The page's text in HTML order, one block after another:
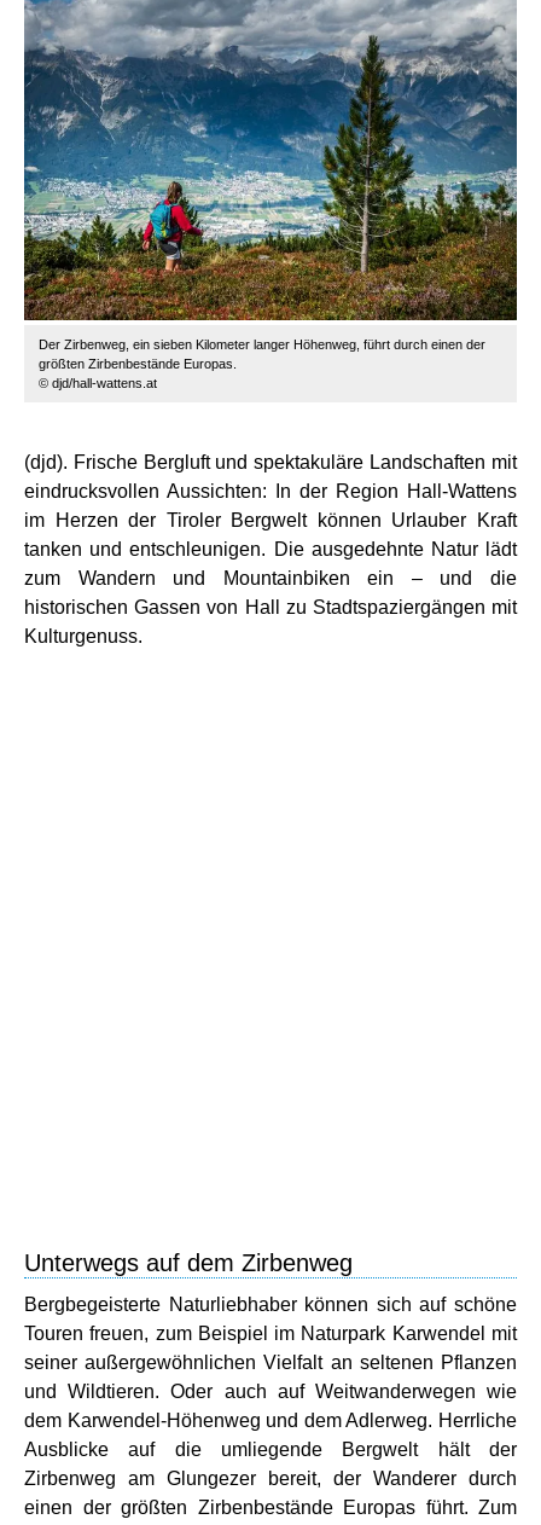
Der Zirbenweg, ein sieben Kilometer langer Höhenweg, führt durch einen der
größten Zirbenbestände Europas.
© djd/hall-wattens.at
(djd). Frische Bergluft und spektakuläre Landschaften mit
eindrucksvollen Aussichten: In der Region Hall-Wattens
im Herzen der Tiroler Bergwelt können Urlauber Kraft
tanken und entschleunigen. Die ausgedehnte Natur lädt
zum Wandern und Mountainbiken ein – und die
historischen Gassen von Hall zu Stadtspaziergängen mit
Kulturgenuss.
Unterwegs auf dem Zirbenweg
Bergbegeisterte Naturliebhaber können sich auf schöne
Touren freuen, zum Beispiel im Naturpark Karwendel mit
seiner außergewöhnlichen Vielfalt an seltenen Pflanzen
und Wildtieren. Oder auch auf Weitwanderwegen wie
dem Karwendel-Höhenweg und dem Adlerweg. Herrliche
Ausblicke auf die umliegende Bergwelt hält der
Zirbenweg am Glungezer bereit, der Wanderer durch
einen der größten Zirbenbestände Europas führt. Zum